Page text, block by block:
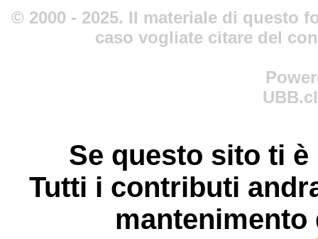
© 2000 - 2025. Il materiale di questo
caso vogliate citare del
Se questo sito ti
Tutti i contributi